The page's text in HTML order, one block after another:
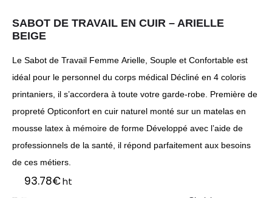
SABOT DE TRAVAIL EN CUIR – ARIELLE
BEIGE
Le Sabot de Travail Femme Arielle, Souple et Confortable est
idéal pour le personnel du corps médical Décliné en 4 coloris
printaniers, il s’accordera à toute votre garde-robe. Première de
propreté Opticonfort en cuir naturel monté sur un matelas en
mousse latex à mémoire de forme Développé avec l’aide de
professionnels de la santé, il répond parfaitement aux besoins
de ces métiers.
93.78€ht